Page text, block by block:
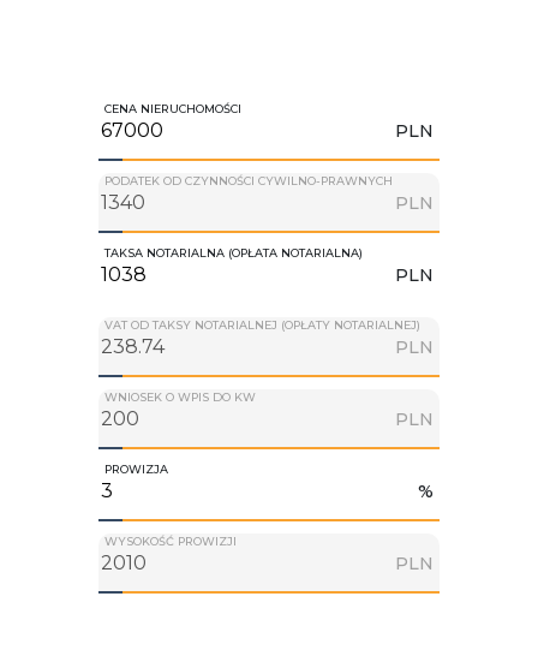
CENA NIERUCHOMOŚCI
PLN
PODATEK OD CZYNNOŚCI CYWILNO-PRAWNYCH
PLN
TAKSA NOTARIALNA (OPŁATA NOTARIALNA)
PLN
VAT OD TAKSY NOTARIALNEJ (OPŁATY NOTARIALNEJ)
PLN
WNIOSEK O WPIS DO KW
PLN
PROWIZJA
%
WYSOKOŚĆ PROWIZJI
PLN